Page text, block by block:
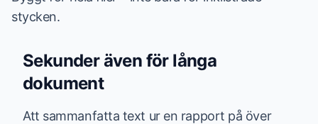
stycken.
Sekunder även för långa
dokument
Att sammanfatta text ur en rapport på över